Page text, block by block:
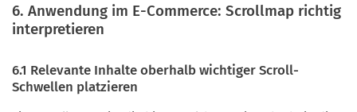
6. Anwendung im E-Commerce: Scrollmap richtig
interpretieren
6.1 Relevante Inhalte oberhalb wichtiger Scroll-
Schwellen platzieren